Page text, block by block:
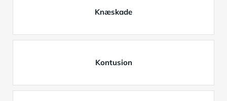
Knæskade
Kontusion